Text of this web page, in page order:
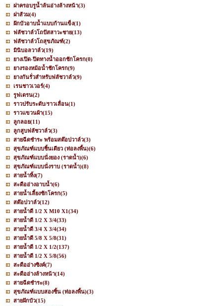
ฝาครอบรูน้ำล้นอ่างล้างหน้า(3)
ฝาส้วม(4)
ฝักบัวอาบน้ำแบบก้านแข็ง(1)
ฟลัชวาล์วโถปัสสาวะชาย(13)
ฟลัชวาล์วโถสุขภัณฑ์(2)
มินิบอลวาล์ว(19)
ยางเปิด-ปิดทางน้ำออกชักโครก(0)
ยางรองหม้อน้ำชักโครก(9)
ยางกันรั่วสำหรับฟลัชวาล์ว(9)
เรนชาวเวอร์(4)
รูฟเดรน(2)
ราวปรับระดับ/ราวเลื่อน(1)
ราวแขวนผ้า(15)
ลูกลอย(11)
ลูกสูบฟลัชวาล์ว(3)
สายฉีดชำระ พร้อมสต๊อปวาล์ว(3)
สุขภัณฑ์แบบชิ้นเดียว (ท่อลงพื้น)(6)
สุขภัณฑ์แบบนั่งยอง (ราดน้ำ)(6)
สุขภัณฑ์แบบนั่งราบ (ราดน้ำ)(8)
สายน้ำทิ้ง(7)
สะดืออ่างอาบน้ำ(6)
สายน้ำเลี้ยงชักโครก(5)
สต๊อปวาล์ว(12)
สายน้ำดี 1/2 X M10 X1(34)
สายน้ำดี 1/2 X 3/4(33)
สายน้ำดี 3/4 X 3/4(34)
สายน้ำดี 5/8 X 5/8(31)
สายน้ำดี 1/2 X 1/2(137)
สายน้ำดี 1/2 X 5/8(56)
สะดืออ่างซิงค์(7)
สะดืออ่างล้างหน้า(14)
สายฉีดชำระ(8)
สุขภัณฑ์แบบสองชิ้น (ท่อลงพื้น)(3)
สายฝักบัว(15)